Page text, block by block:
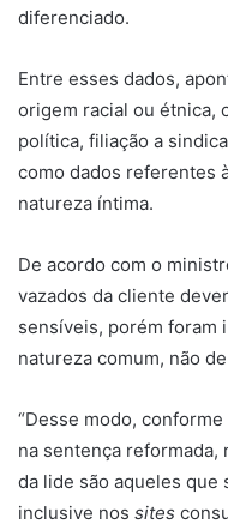
diferenciado.
Entre esses dados,
origem racial ou étnica,
política, filiação a
como dados referentes
natureza íntima.
De acordo com o
vazados da cliente
sensíveis, porém foram
natureza comum, não
“Desse modo,
na sentença reformada,
da lide são aqueles que
inclusive nos sites